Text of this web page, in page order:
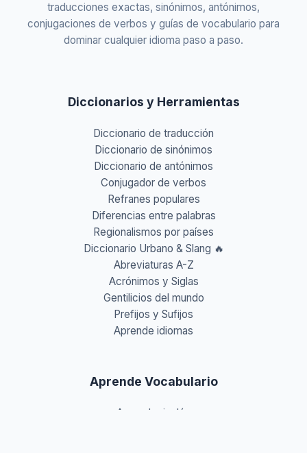
traducciones exactas, sinónimos, antónimos,
conjugaciones de verbos y guías de vocabulario para
dominar cualquier idioma paso a paso.
Diccionarios y Herramientas
Diccionario de traducción
Diccionario de sinónimos
Diccionario de antónimos
Conjugador de verbos
Refranes populares
Diferencias entre palabras
Regionalismos por países
Diccionario Urbano & Slang 🔥
Abreviaturas A-Z
Acrónimos y Siglas
Gentilicios del mundo
Prefijos y Sufijos
Aprende idiomas
Aprende Vocabulario
Aprender inglés